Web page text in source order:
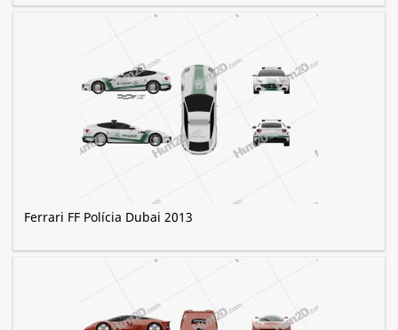
Ferrari FF Polícia Dubai 2013